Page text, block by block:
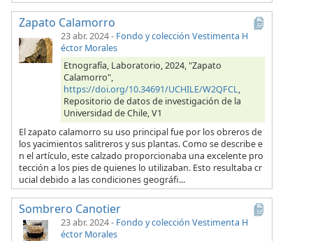
Zapato Calamorro
23 abr. 2024- Fondo y colección Vestimenta H
éctor Morales
Etnografía, Laboratorio, 2024, "Zapato
Calamorro",
https://doi.org/10.34691/UCHILE/W2QFCL,
Repositorio de datos de investigación de la
Universidad de Chile, V1
El zapato calamorro su uso principal fue por los obreros de
los yacimientos salitreros y sus plantas. Como se describe e
n el artículo, este calzado proporcionaba una excelente pro
tección a los pies de quienes lo utilizaban. Esto resultaba cr
ucial debido a las condiciones geográfi...
Sombrero Canotier
23 abr. 2024- Fondo y colección Vestimenta H
éctor Morales